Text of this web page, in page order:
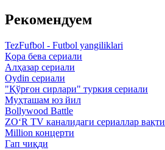
Рекомендуем
TezFufbol - Futbol yangiliklari
Қора бева сериали
Алҳазар сериали
Oydin сериали
"Қўрғон сирлари" туркия сериали
Муҳташам юз йил
Bollywood Battle
ZO‘R TV каналидаги сериаллар вақти
Million концерти
Гап чиқди